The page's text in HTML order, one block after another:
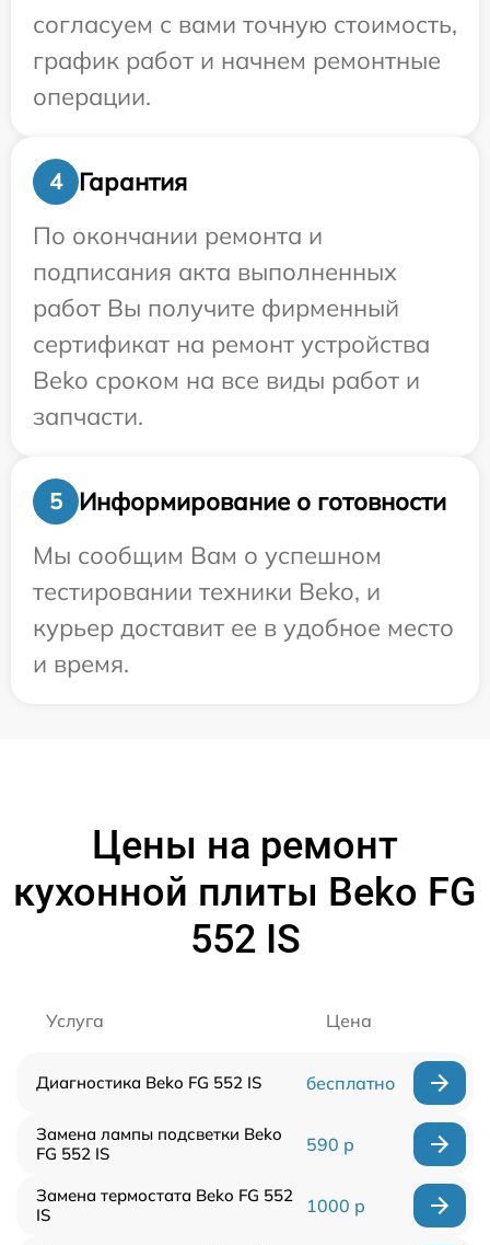
согласуем с вами точную стоимость,
график работ и начнем ремонтные
операции.
4
Гарантия
По окончании ремонта и
подписания акта выполненных
работ Вы получите фирменный
сертификат на ремонт устройства
Beko сроком на все виды работ и
запчасти.
5
Информирование о готовности
Мы сообщим Вам о успешном
тестировании техники Beko, и
курьер доставит ее в удобное место
и время.
Цены на ремонт
кухонной плиты Beko FG
552 IS
Услуга Цена
Диагностика Beko FG 552 IS бесплатно
Замена лампы подсветки Beko
FG 552 IS
590 р
Замена термостата Beko FG 552
IS
1000 р